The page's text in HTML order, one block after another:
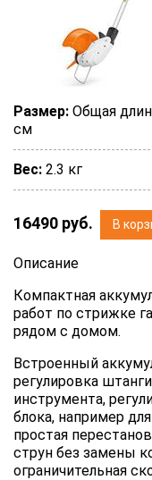
Размер: Общая
см
Вес: 2.3 кг
16490 руб. В
Описание
Компактная
работ по стрижке
рядом с домом.
Встроенный
регулировка
инструмента,
блока, например
простая
струн без замены
ограничительная